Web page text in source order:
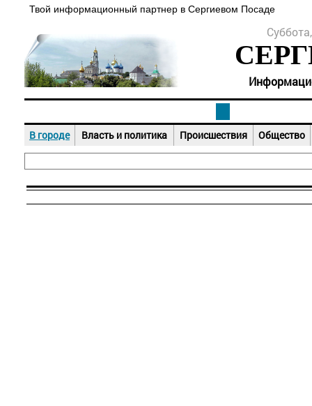
Твой информационный партнер в Сергиевом Посаде
В городе Власть и политика Происшествия Общество